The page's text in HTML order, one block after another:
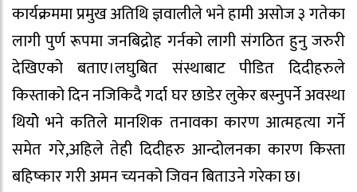
कार्यक्रममा प्रमुख अतिथि ज्ञवालीले भने हामी असोज ३ गतेका
लागी पुर्ण रूपमा जनबिद्रोह गर्नको लागी संगठित हुनु जरुरी
देखिएको बताए।लघुबित संस्थाबाट पीडित दिदीहरुले
किस्ताको दिन नजिकिदै गर्दा घर छाडेर लुकेर बस्नुपर्ने अवस्था
थियोे भने कतिले मानशिक तनावका कारण आत्महत्या गर्ने
समेत गरे,अहिले तेही दिदीहरु आन्दोलनका कारण किस्ता
बहिष्कार गरी अमन च्यनको जिवन बिताउने गरेका छ।